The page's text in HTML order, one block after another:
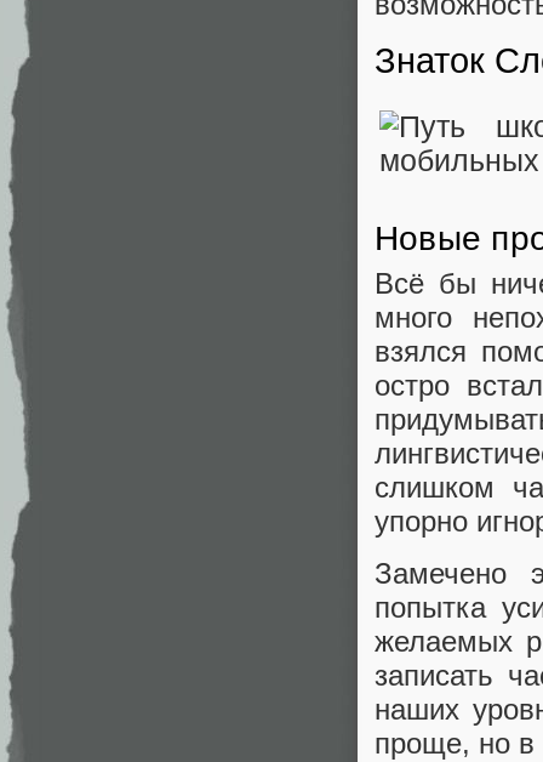
Знаток
Новые
Всё бы
много
взялся
остро
слишком
упорно
Замечено
попытка
желаемых
записать
наших
проще, но в